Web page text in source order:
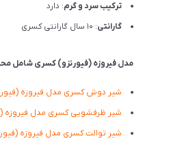
ترکیب سرد و گرم: دارد
گارانتی: 10 سال گارانتی کسری
مدل فیروزه (فیورنزو) کسری شامل
شیر دوش کسری مدل فیروزه
شیر ظرفشویی کسری مدل فیروزه
شیر توالت کسری مدل فیروزه